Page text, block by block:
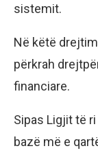
sistemit.
Në këtë
përkrah
financiare.
Sipas Ligjit të
bazë më e